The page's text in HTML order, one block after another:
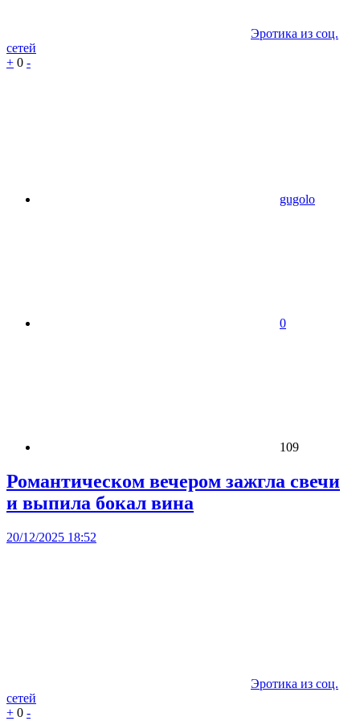
Эротика из соц.
сетей
+ 0 -
gugolo
0
109
Романтическом вечером зажгла свечи
и выпила бокал вина
20/12/2025 18:52
Эротика из соц.
сетей
+ 0 -